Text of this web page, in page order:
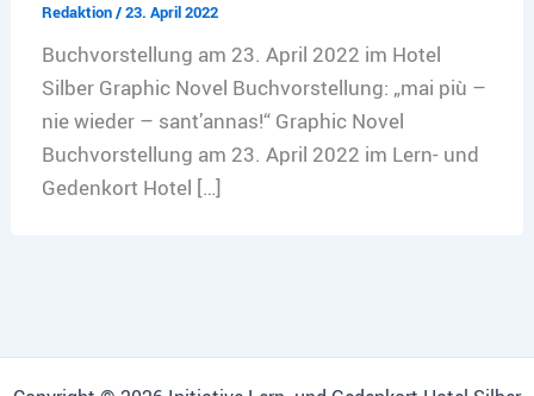
Redaktion/23. April 2022
Buchvorstellung am 23. April 2022 im Hotel
Silber Graphic Novel Buchvorstellung: „mai più –
nie wieder – sant’annas!“ Graphic Novel
Buchvorstellung am 23. April 2022 im Lern- und
Gedenkort Hotel […]